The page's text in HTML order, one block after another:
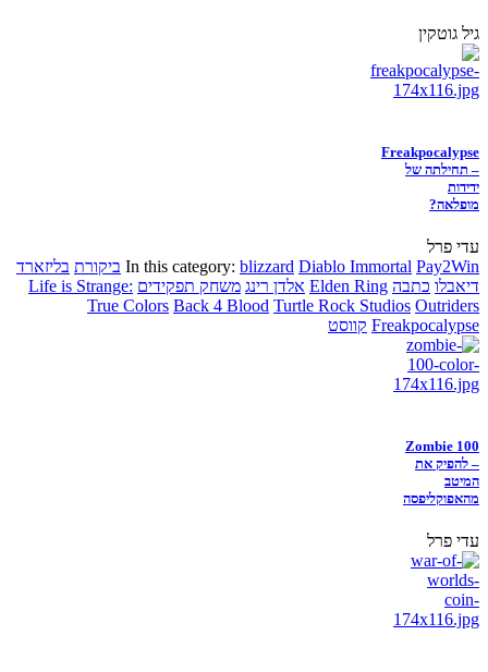
גיל גוטקין
Freakpocalypse
– תחילתה של
ידידות
מופלאה?
עדי פרל
In this category: blizzard Diablo Immortal Pay2Win ביקורת בליזארד
דיאבלו כתבה Elden Ring אלדן רינג משחק תפקידים Life is Strange:
True Colors Back 4 Blood Turtle Rock Studios Outriders
Freakpocalypse קווסט
Zombie 100
– להפיק את
המיטב
מהאפוקליפסה
עדי פרל